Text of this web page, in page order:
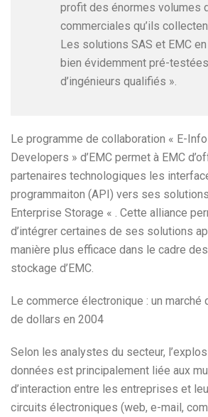
profit des énormes volumes
commerciales qu’ils
Les solutions SAS et EMC
bien évidemment pré-
d’ingénieurs qualifiés ».
Le programme de collaboration « E-
Developers » d’EMC permet à EMC
partenaires technologiques les
programmaiton (API) vers ses
Enterprise Storage « . Cette alliance
d’intégrer certaines de ses solutions
manière plus efficace dans le cadre
stockage d’EMC.
Le commerce électronique : un
de dollars en 2004
Selon les analystes du secteur,
données est principalement liée aux
d’interaction entre les entreprises et
circuits électroniques (web, e-mail,